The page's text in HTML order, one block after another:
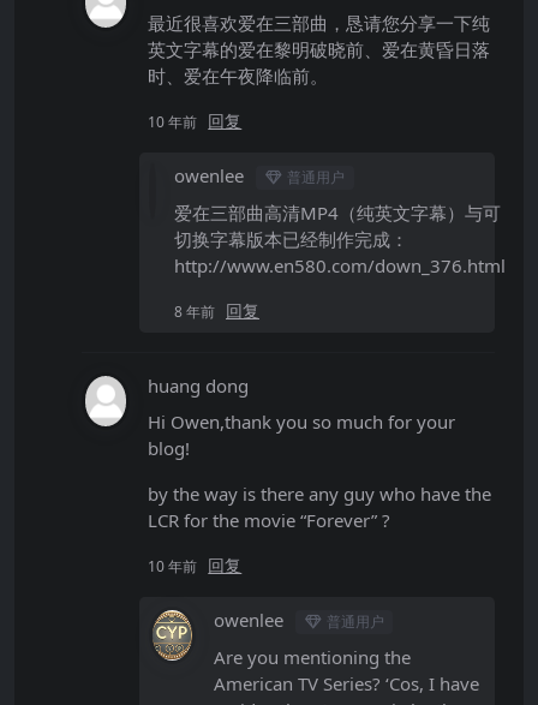
最近很喜欢爱在三部曲，恳请您分享一下纯
英文字幕的爱在黎明破晓前、爱在黄昏日落
时、爱在午夜降临前。
10 年前 回复
owenlee 普通用户
爱在三部曲高清MP4（纯英文字幕）与可
切换字幕版本已经制作完成：
http://www.en580.com/down_376.html
8 年前 回复
huang dong
Hi Owen,thank you so much for your
blog!
by the way is there any guy who have the
LCR for the movie “Forever” ?
10 年前 回复
owenlee 普通用户
Are you mentioning the
American TV Series? ‘Cos, I have